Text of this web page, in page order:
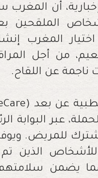
أن
الملقحين
اختيار المغرب
من أجل
عن اللقاح.
للمريض.
للأشخاص الذين
يضمن